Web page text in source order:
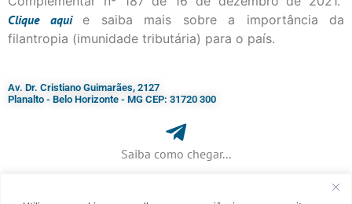
Cliqueaqui
e saiba mais sobre a importância da
filantropia (imunidade tributária) para o país.
Av. Dr. Cristiano Guimarães, 2127
Planalto - Belo Horizonte - MG CEP: 31720 300
Saiba como chegar...